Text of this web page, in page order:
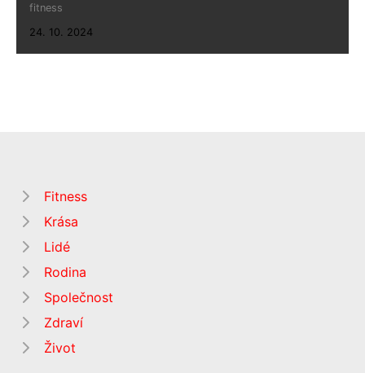
fitness
24. 10. 2024
Fitness
Krása
Lidé
Rodina
Společnost
Zdraví
Život